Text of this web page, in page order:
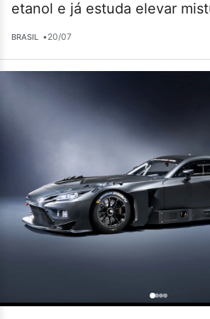
etanol e já estuda elevar
BRASIL •20/07